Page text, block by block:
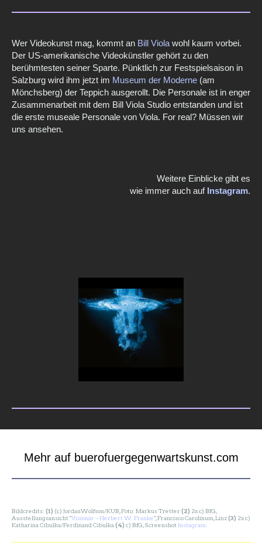
Wer Videokunst mag, kommt an Bill Viola wohl kaum vorbei.
Der US-amerikanische Videokünstler gehört zu den
berühmtesten seiner Sparte. Pünktlich zur Festspielsaison in
Salzburg wird ihm jetzt im Museum der Moderne (am
Mönchsberg) der Teppich ausgerollt. Die Personale ist in enger
Zusammenarbeit mit dem Bill Viola Studio entstanden und ist
die erste museale Personale von Viola. For real? Müssen wir
uns ansehen.
Weitere Einblicke gibt es
wie immer auch auf Instagram.
Mehr auf buerofuergegenwartskunst.com
Bildcredits: (1) (c) JordanWolfson/KUB, Foto: Markus Tretter (2) 2x c) BfG,
Ausstellungsansicht "Visionär – Herbert W. Franke", Francisco Carolinum, Linz(3) 2xc)
Katharina Cibulka/Ferdinand Cibulka (4) c) BfG, Screenshot Instagram